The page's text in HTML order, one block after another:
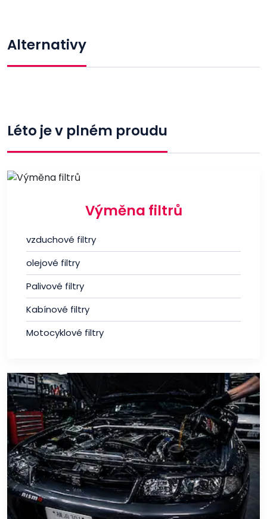
Alternativy
Léto je v plném proudu
Výměna filtrů
vzduchové filtry
olejové filtry
Palivové filtry
Kabínové filtry
Motocyklové filtry